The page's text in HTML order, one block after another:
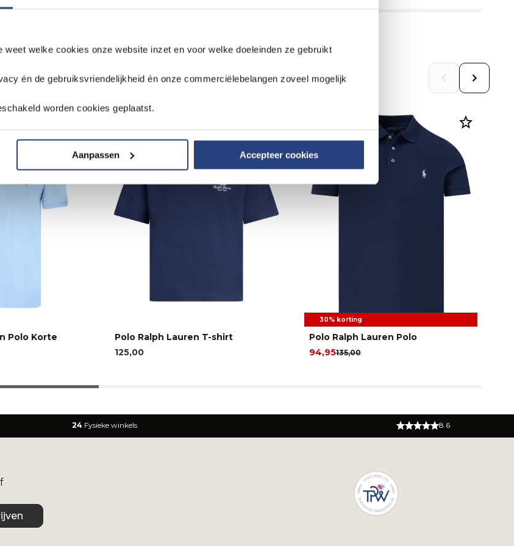
weet welke cookies onze website inzet en voor welke doeleinden ze gebruikt
én de gebruiksvriendelijkheid én onze commerciëlebelangen zoveel mogelijk
worden cookies geplaatst.
Aanpassen Accepteer cookies
Polo Korte
Polo Ralph Lauren T-shirt
125,00
30% korting
Polo Ralph Lauren Polo
135,00
94,95
24 Fysieke winkels 8.6